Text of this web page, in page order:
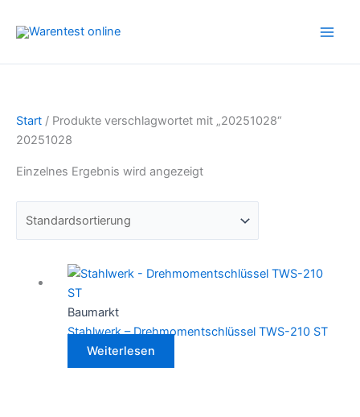
Inhalt
Start / Produkte verschlagwortet mit „20251028“
20251028
Einzelnes Ergebnis wird angezeigt
Baumarkt
Stahlwerk – Drehmomentschlüssel TWS-210 ST
Weiterlesen